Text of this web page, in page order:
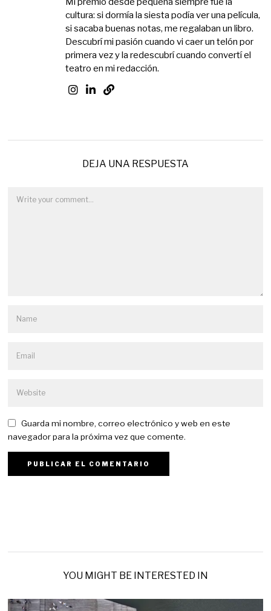
cultura: si dormía la siesta podía ver una película,
si sacaba buenas notas, me regalaban un libro.
Descubrí mi pasión cuando vi caer un telón por
primera vez y la redescubrí cuando convertí el
teatro en mi redacción.
DEJA UNA RESPUESTA
Guarda mi nombre, correo electrónico y web en este
navegador para la próxima vez que comente.
YOU MIGHT BE INTERESTED IN